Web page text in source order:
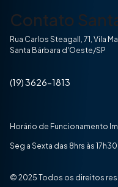
Contato
Rua Carlos Steagall, 71, Vila
Santa Bárbara d'Oeste/SP
(19) 3626-1813
Horário de Funcionamento
Seg a Sexta das 8hrs às
© 2025 Todos os direitos